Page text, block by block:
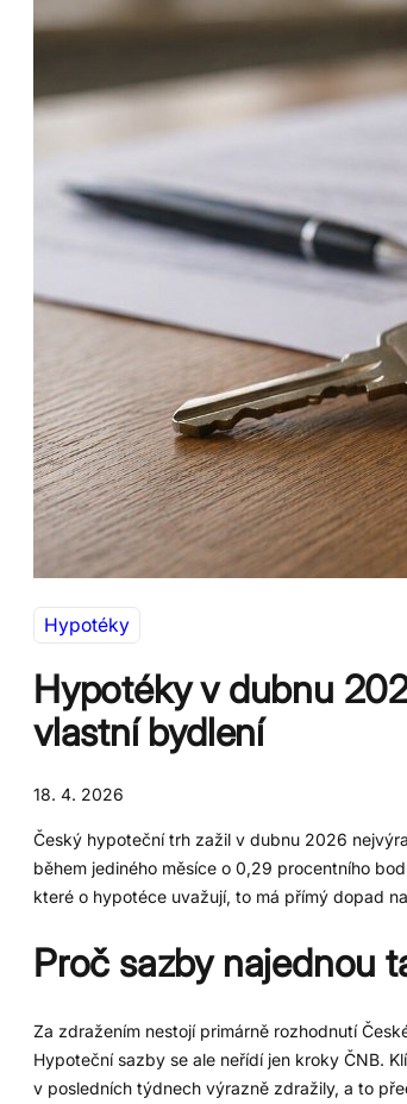
Hypotéky
Hypotéky v dubnu
vlastní bydlení
18. 4. 2026
Český hypoteční trh zažil v dubnu 2026
během jediného měsíce o 0,29 procentního
které o hypotéce uvažují, to má přímý dopad
Proč sazby najednou
Za zdražením nestojí primárně rozhodnutí
Hypoteční sazby se ale neřídí jen kroky ČNB.
v posledních týdnech výrazně zdražily, a to